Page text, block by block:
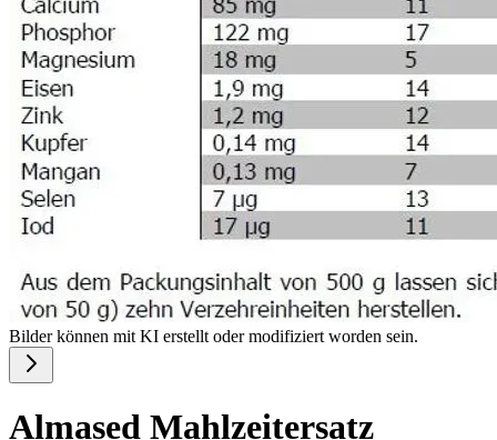
Bilder können mit KI erstellt oder modifiziert worden sein.
Almased Mahlzeitersatz